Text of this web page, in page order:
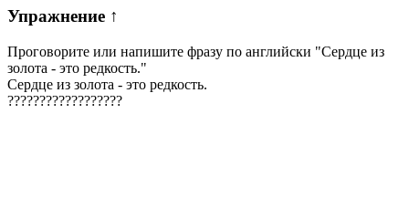
Упражнение ↑
Проговорите или напишите фразу по английски "Сердце из
золота - это редкость."
Сердце из золота - это редкость.
??????????????????